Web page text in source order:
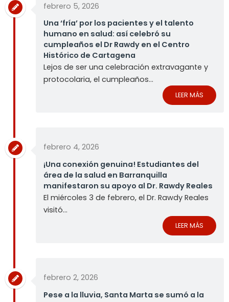
febrero 5, 2026
Una ‘fría’ por los pacientes y el talento
humano en salud: así celebró su
cumpleaños el Dr Rawdy en el Centro
Histórico de Cartagena
Lejos de ser una celebración extravagante y
protocolaria, el cumpleaños...
LEER MÁS
febrero 4, 2026
¡Una conexión genuina! Estudiantes del
área de la salud en Barranquilla
manifestaron su apoyo al Dr. Rawdy Reales
El miércoles 3 de febrero, el Dr. Rawdy Reales
visitó...
LEER MÁS
febrero 2, 2026
Pese a la lluvia, Santa Marta se sumó a la